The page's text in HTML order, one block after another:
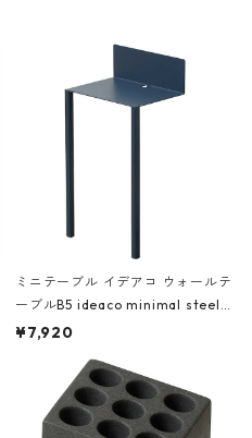
ミニテーブル イデアコ ウォールテ
ーブルB5 ideaco minimal steel f
urniture WALL Table B5 ネイビー
¥7,920